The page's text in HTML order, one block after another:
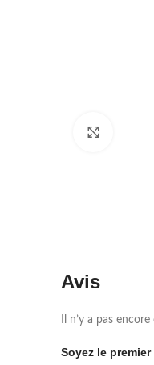
Click to
Avis
Il n’y a pas encore
Soyez le premier